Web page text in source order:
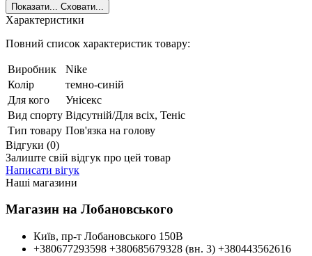
Показати... Сховати...
Характеристики
Повний список характеристик товару:
Виробник
Nike
Колір
темно-синій
Для кого
Унісекс
Вид спорту Відсутній/Для всіх, Теніс
Тип товару Пов'язка на голову
Відгуки (0)
Залиште свій відгук про цей товар
Написати вігук
Наші магазини
Магазин на Лобановського
Київ, пр-т Лобановського 150В
+380677293598 +380685679328 (вн. 3) +380443562616